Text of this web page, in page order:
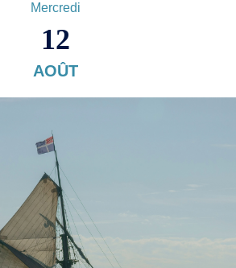
Mercredi
12
AOÛT